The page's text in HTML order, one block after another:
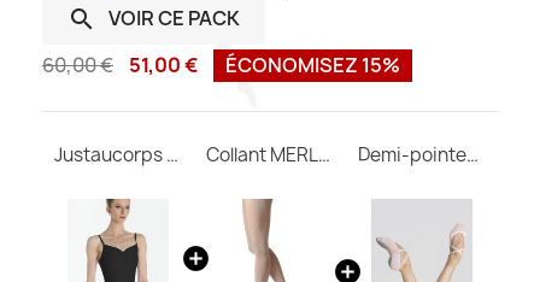
 VOIR CE PACK
60,00 €
51,00 € ÉCONOMISEZ 15%
Justaucorps femme Abbie WEAR MOI Collant MERLET convertible adulte Demi-pointes CERES M Wear Moi